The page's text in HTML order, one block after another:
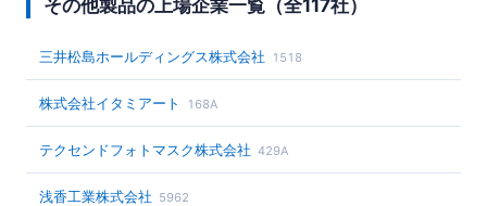
その他製品の上場企業一覧（全117社）
三井松島ホールディングス株式会社 1518
株式会社イタミアート 168A
テクセンドフォトマスク株式会社 429A
浅香工業株式会社 5962